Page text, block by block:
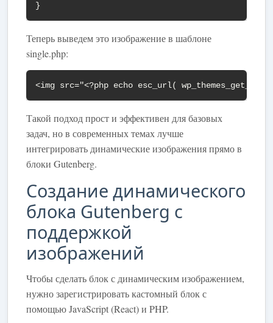
}
Теперь выведем это изображение в шаблоне
single.php:
<img src="<?php echo esc_url(
Такой подход прост и эффективен для базовых
задач, но в современных темах лучше
интегрировать динамические изображения прямо в
блоки Gutenberg.
Создание динамического
блока Gutenberg с
поддержкой
изображений
Чтобы сделать блок с динамическим изображением,
нужно зарегистрировать кастомный блок с
помощью JavaScript (React) и PHP.